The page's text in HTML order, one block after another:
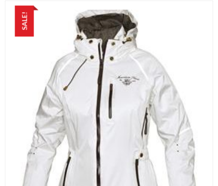
SALE!